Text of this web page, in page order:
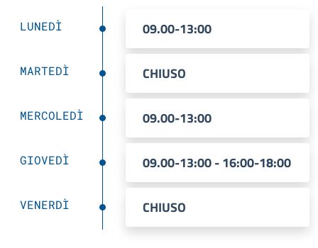
LUNEDÌ 09.00-13:00
MARTEDÌ CHIUSO
MERCOLEDÌ 09.00-13:00
GIOVEDÌ 09.00-13:00 - 16:00-18:00
VENERDÌ CHIUSO